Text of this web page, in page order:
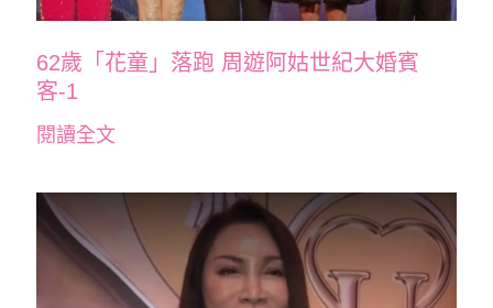
62歲「花童」落跑 周遊阿姑世紀大婚賓
客-1
閱讀全文